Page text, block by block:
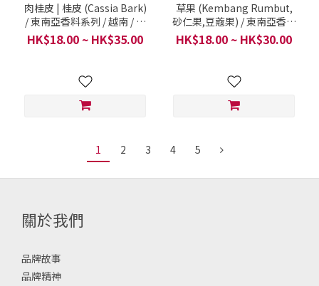
肉桂皮 | 桂皮 (Cassia Bark)
/ 東南亞香料系列 / 越南 / 一
份 160克 (四両)
HK$18.00 ~ HK$35.00
草果 (Kembang Rumbut,
砂仁果,豆蔻果) / 東南亞香料
系列 / 中國西南地區 / 一份
160克 (四両)
HK$18.00 ~ HK$30.00
1 2 3 4 5
關於我們
品牌故事
品牌精神